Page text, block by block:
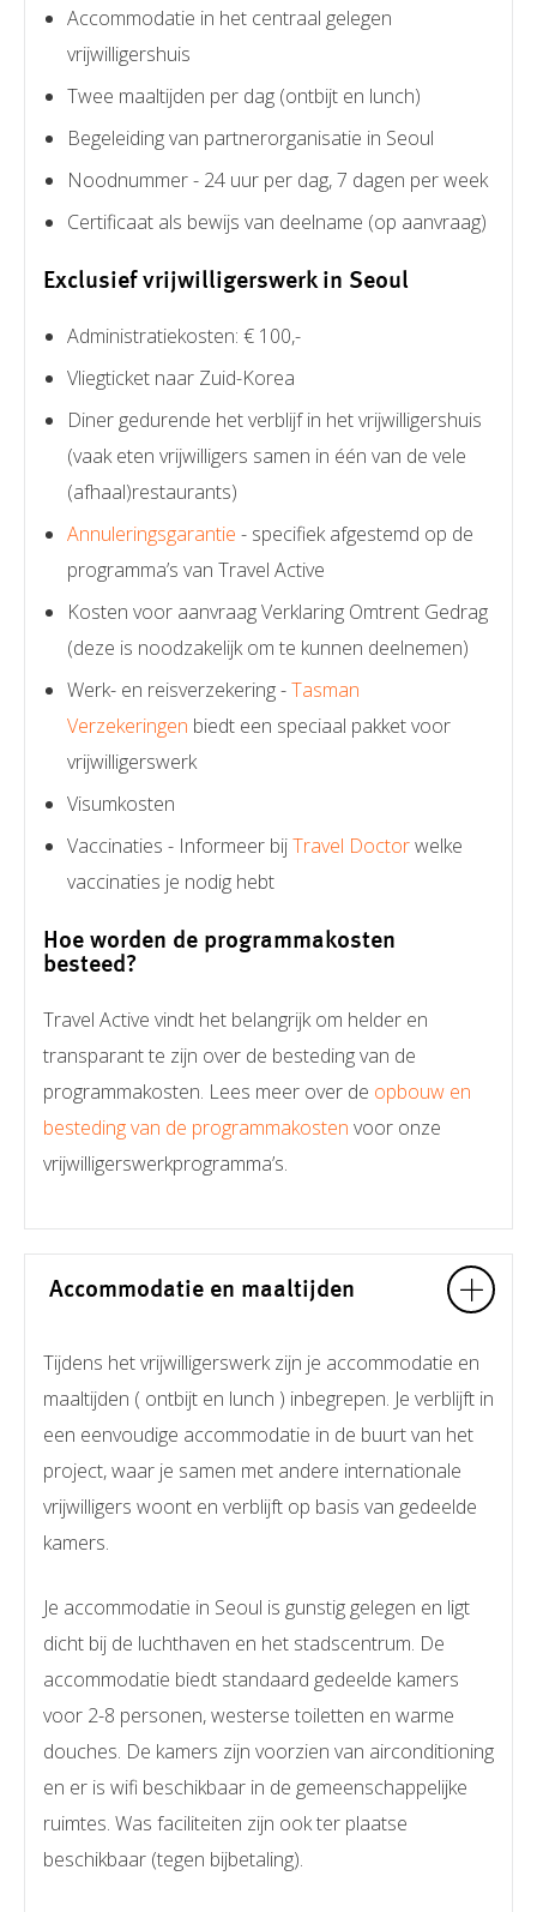
Accommodatie in het centraal gelegen
vrijwilligershuis
Twee maaltijden per dag (ontbijt en lunch)
Begeleiding van partnerorganisatie in Seoul
Noodnummer - 24 uur per dag, 7 dagen per week
Certificaat als bewijs van deelname (op aanvraag)
Exclusief vrijwilligerswerk in Seoul
Administratiekosten: € 100,-
Vliegticket naar Zuid-Korea
Diner gedurende het verblijf in het vrijwilligershuis
(vaak eten vrijwilligers samen in één van de vele
(afhaal)restaurants)
Annuleringsgarantie - specifiek afgestemd op de
programma’s van Travel Active
Kosten voor aanvraag Verklaring Omtrent Gedrag
(deze is noodzakelijk om te kunnen deelnemen)
Werk- en reisverzekering -Tasman
Verzekeringen biedt een speciaal pakket voor
vrijwilligerswerk
Visumkosten
Vaccinaties - Informeer bijTravel Doctorwelke
vaccinaties je nodig hebt
Hoe worden de programmakosten
besteed?
Travel Active vindt het belangrijk om helder en
transparant te zijn over de besteding van de
programmakosten. Lees meer over de opbouw en
besteding van de programmakosten voor onze
vrijwilligerswerkprogramma’s.
Accommodatie en maaltijden
Tijdens het vrijwilligerswerk zijn je accommodatie en
maaltijden ( ontbijt en lunch ) inbegrepen. Je verblijft in
een eenvoudige accommodatie in de buurt van het
project, waar je samen met andere internationale
vrijwilligers woont en verblijft op basis van gedeelde
kamers.
Je accommodatie in Seoul is gunstig gelegen en ligt
dicht bij de luchthaven en het stadscentrum. De
accommodatie biedt standaard gedeelde kamers
voor 2-8 personen, westerse toiletten en warme
douches. De kamers zijn voorzien van airconditioning
en er is wifi beschikbaar in de gemeenschappelijke
ruimtes. Was faciliteiten zijn ook ter plaatse
beschikbaar (tegen bijbetaling).